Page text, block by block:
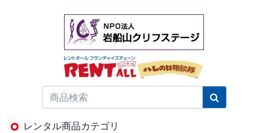
レンタル商品カテゴリ